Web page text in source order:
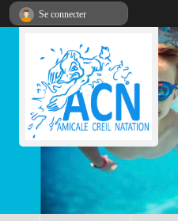
Se connecter
Panneau de gestion des cookies